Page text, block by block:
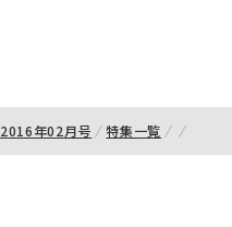
2016年02月号 特集一覧